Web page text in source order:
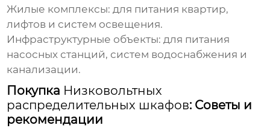
Жилые комплексы: для питания квартир,
лифтов и систем освещения.
Инфраструктурные объекты: для питания
насосных станций, систем водоснабжения и
канализации.
Покупка Низковольтных
распределительных шкафов: Советы и
рекомендации